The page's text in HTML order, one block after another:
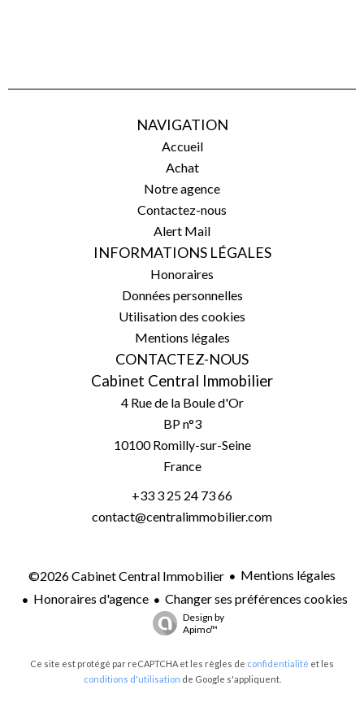
NAVIGATION
Accueil
Achat
Notre agence
Contactez-nous
Alert Mail
INFORMATIONS LÉGALES
Honoraires
Données personnelles
Utilisation des cookies
Mentions légales
CONTACTEZ-NOUS
Cabinet Central Immobilier
4 Rue de la Boule d'Or
BP n°3
10100Romilly-sur-Seine
France
+33 3 25 24 73 66
contact@centralimmobilier.com
©2026 Cabinet Central Immobilier
Mentions légales
Honoraires d'agence
Changer ses préférences cookies
Design by
Apimo™
Ce site est protégé par reCAPTCHA et les règles de confidentialité et les
conditions d'utilisation de Google s'appliquent.